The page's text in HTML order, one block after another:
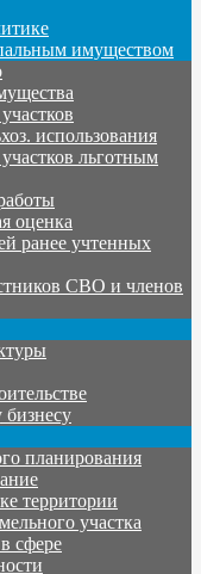
имуществом
использования
льготным
оценка
ранее учтенных
СВО и членов
планирования
территории
участка
сфере